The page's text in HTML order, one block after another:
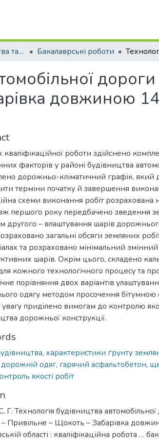
Кафедра будiвництва та експлуатацiї автомобiльних дорiг Бакалаврські роботи
дороги
довжиною
роботи здійснено
факторів у районі будівництва
дорожньо-кліматичний графік, який
терміни початку й завершення
схеми виконання робіт розрахована
першого року передбачено зведення
другого – влаштування шарів
загальні обсяги земляних
та розраховано мінімальний
шарів. Окрім цього, складено
кожного технологічного процесу та
порівняння двох варіантів
одягу методом просочення бітумною
приділено вимогам до контролю
дорожньої конструкції.
, характеристики ґрунту
дорожній одяг, гарячий асфальтобетон,
якості робіт
Г. Технологія будівництва автомобільної
– Привільне – Щокоть – Забарівка
області : кваліфікаційна робота …